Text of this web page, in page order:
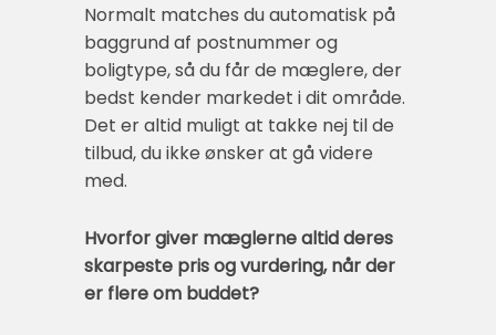
Normalt matches du automatisk på
baggrund af postnummer og
boligtype, så du får de mæglere, der
bedst kender markedet i dit område.
Det er altid muligt at takke nej til de
tilbud, du ikke ønsker at gå videre
med.
Hvorfor giver mæglerne altid deres
skarpeste pris og vurdering, når der
er flere om buddet?